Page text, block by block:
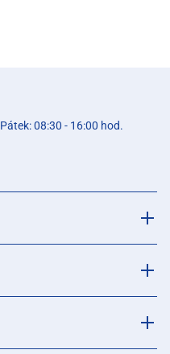
08:30 - 16:00 hod.